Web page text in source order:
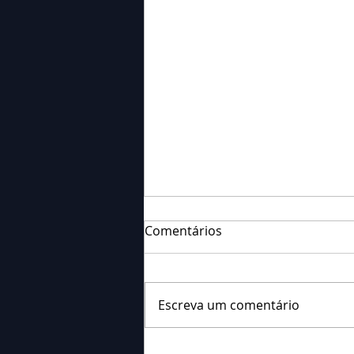
Comentários
Escreva um comentário